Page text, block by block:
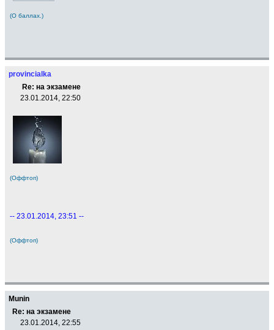
(О баллах.)
provincialka
Re: на экзамене
23.01.2014, 22:50
(Оффтоп)
-- 23.01.2014, 23:51 --
(Оффтоп)
Munin
Re: на экзамене
23.01.2014, 22:55